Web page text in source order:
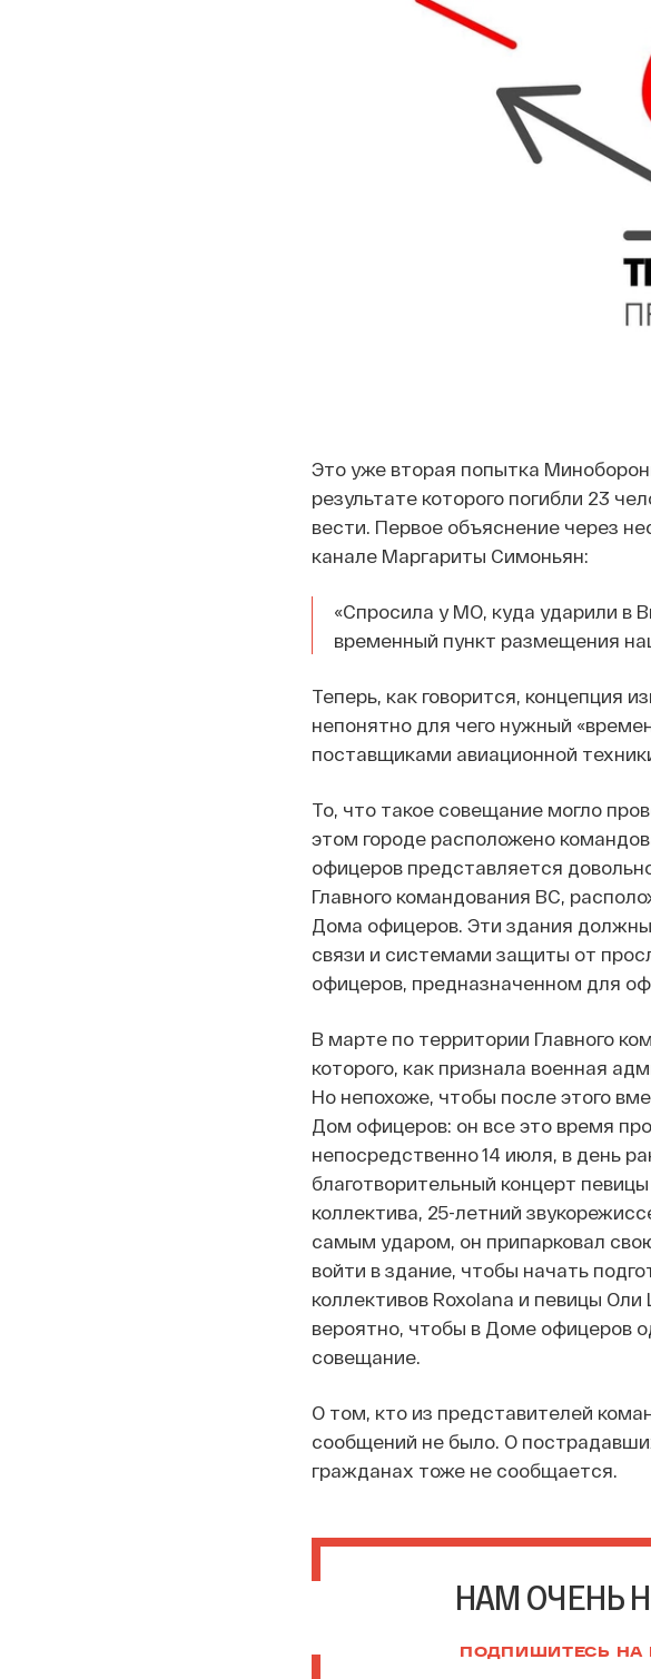
Это уже вторая попытка
результате которого погибли 23
вести. Первое объяснение через
канале Маргариты Симоньян:
«Спросила у МО, куда ударили в
временный пункт размещения
Теперь, как говорится, концепция
непонятно для чего нужный
поставщиками авиационной
То, что такое совещание могло
этом городе расположено
офицеров представляется
Главного командования ВС,
Дома офицеров. Эти здания
связи и системами защиты от
офицеров, предназначенном для
В марте по территории Главного
которого, как признала военная
Но непохоже, чтобы после этого
Дом офицеров: он все это время
непосредственно 14 июля, в день
благотворительный концерт
коллектива, 25-летний
самым ударом, он припарковал
войти в здание, чтобы начать
коллективов Roxolana и певицы
вероятно, чтобы в Доме офицеров
совещание.
О том, кто из представителей
сообщений не было. О
гражданах тоже не сообщается.
НАМ ОЧЕНЬ
ПОДПИШИТЕСЬ НА